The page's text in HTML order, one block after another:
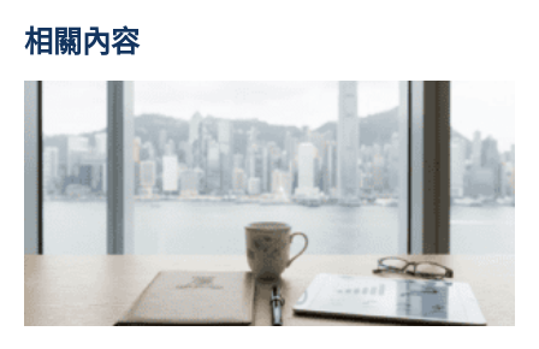
相關內容